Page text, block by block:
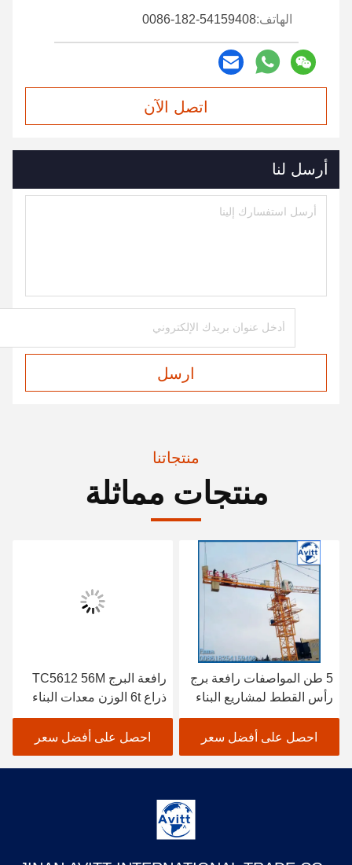
الهاتف:0086-182-54159408
اتصل الآن
أرسل لنا
ارسل
منتجاتنا
منتجات مماثلة
5 طن المواصفات رافعة برج
رأس القطط لمشاريع البناء
المدني
احصل على أفضل سعر
رافعة البرج TC5612 56M
ذراع 6t الوزن معدات البناء
احصل على أفضل سعر